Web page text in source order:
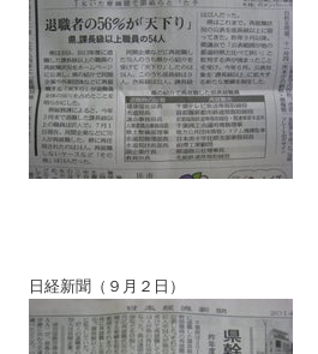
日経新聞（９月２日）